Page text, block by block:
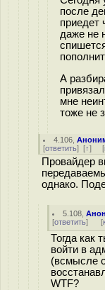
после
приедет
даже не
А
мне
тоже не
4.106 ,
[ответить] [↑] [
Провайдер
однако.
5.108 ,
[ответить] [
Тогда как
войти в
(всмысле
WTF?